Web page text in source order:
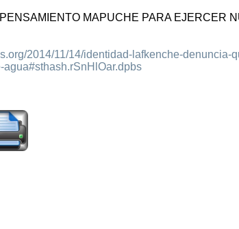
MAPUCHE PARA EJERCER
2014/11/14/identidad-lafkenche-denuncia-